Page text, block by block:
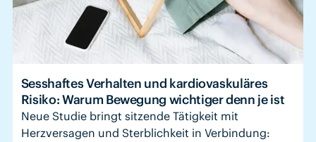
Sesshaftes Verhalten und kardiovaskuläres
Risiko: Warum Bewegung wichtiger denn je ist
Neue Studie bringt sitzende Tätigkeit mit
Herzversagen und Sterblichkeit in Verbindung: